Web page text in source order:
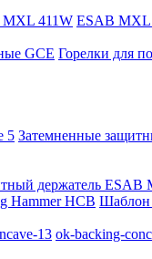
411W ESAB MXL
GCE Горелки для
5 Затемненные
держатель ESAB
Hammer HCB Шаблон
13 ok-backing-